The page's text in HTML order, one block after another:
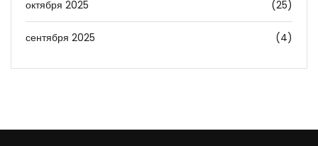
октября 2025 (25)
сентября 2025 (4)